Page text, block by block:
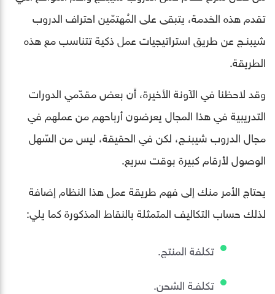
تقدم هذه الخدمة، يتبقى على المُهتمّين احتراف الدروب
شيبنـج عن طريق استراتيجيات عمل ذكية تتناسب مع هذه
الطريقة.
وقد لاحظنا في الآونة الأخيرة، أَن بعض مقدّمي الدورات
التدريبية في هذا المجال يعرضون أرباحهم من عملهم في
مجال الدروب شيبنـج، لكن في الحقيقة، ليس من السّهل
الوصول لأرقام كبيرة بوقت سريع.
يحتاج الأمر منك إلى فهم طريقة عمل هذا النظام إضافة
لذلك حساب التكاليف المتمثلة بالنقاط المذكورة كما يلي:
تكلفة المنتج.
تكلفـة الشحن.